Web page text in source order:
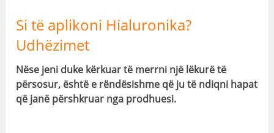
Si të aplikoni Hialuronika?
Udhëzimet
Nëse jeni duke kërkuar të merrni një lëkurë të
përsosur, është e rëndësishme që ju të ndiqni hapat
që janë përshkruar nga prodhuesi.